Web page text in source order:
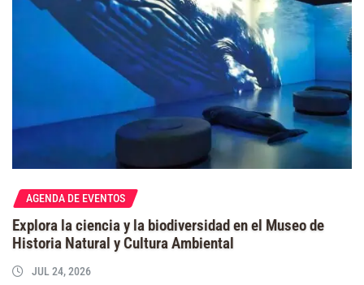
AGENDA DE EVENTOS
Explora la ciencia y la biodiversidad en el Museo de
Historia Natural y Cultura Ambiental
JUL 24, 2026